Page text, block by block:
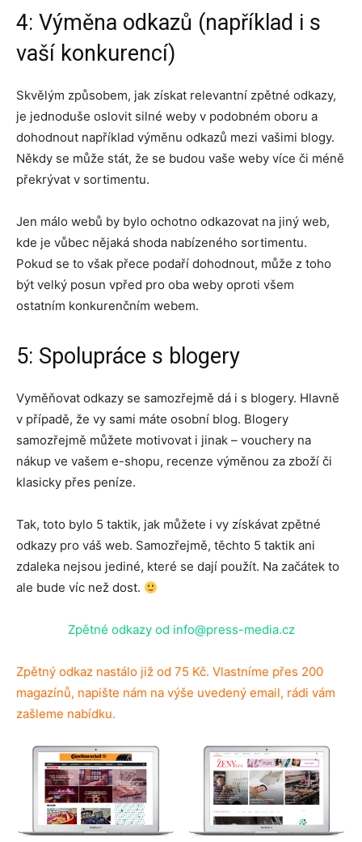
4: Výměna odkazů (například i s
vaší konkurencí)
Skvělým způsobem, jak získat relevantní zpětné odkazy,
je jednoduše oslovit silné weby v podobném oboru a
dohodnout například výměnu odkazů mezi vašimi blogy.
Někdy se může stát, že se budou vaše weby více či méně
překrývat v sortimentu.
Jen málo webů by bylo ochotno odkazovat na jiný web,
kde je vůbec nějaká shoda nabízeného sortimentu.
Pokud se to však přece podaří dohodnout, může z toho
být velký posun vpřed pro oba weby oproti všem
ostatním konkurenčním webem.
5: Spolupráce s blogery
Vyměňovat odkazy se samozřejmě dá i s blogery. Hlavně
v případě, že vy sami máte osobní blog. Blogery
samozřejmě můžete motivovat i jinak – vouchery na
nákup ve vašem e-shopu, recenze výměnou za zboží či
klasicky přes peníze.
Tak, toto bylo 5 taktik, jak můžete i vy získávat zpětné
odkazy pro váš web. Samozřejmě, těchto 5 taktik ani
zdaleka nejsou jediné, které se dají použít. Na začátek to
ale bude víc než dost.
Zpětné odkazy od info@press-media.cz
Zpětný odkaz nastálo již od 75 Kč. Vlastníme přes 200
magazínů, napište nám na výše uvedený email, rádi vám
zašleme nabídku.